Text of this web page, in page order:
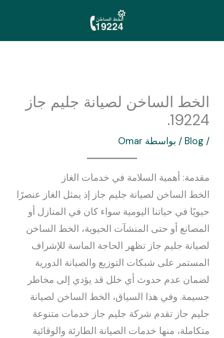
المحتوى
الخط الساخن لصيانة جليم جاز
19224.
/
Blog / بواسطة Omar
مقدمة: أهمية السلامة في خدمات الغاز
الخط الساخن لصيانة جليم جاز إذ يمثل الغاز عنصرًا
حيويًا في حياتنا اليومية سواء كان في المنازل أو
المصانع أو حتى المنشآت الحيوية، الخط الساخن
لصيانة جليم جاز تظهر الحاجة الماسة للإشراف
المستمر على شبكات التوزيع والصيانة الدورية
لضمان عدم حدوث أي خلل قد يؤدي إلى مخاطر
جسيمة. وفي هذا السياق، الخط الساخن لصيانة
جليم جاز تقدم شركة جليم جاز خدمات متنوعة
متكاملة، منها خدمات الصيانة الطارئة والوقائية